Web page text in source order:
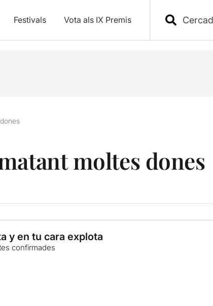
Festivals Vota als IX Premis
moltes dones
y en tu cara explota
confirmades